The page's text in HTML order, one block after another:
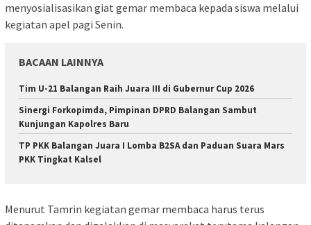
menyosialisasikan giat gemar membaca kepada siswa melalui
kegiatan apel pagi Senin.
BACAAN LAINNYA
Tim U-21 Balangan Raih Juara III di Gubernur Cup 2026
Sinergi Forkopimda, Pimpinan DPRD Balangan Sambut
Kunjungan Kapolres Baru
TP PKK Balangan Juara I Lomba B2SA dan Paduan Suara Mars
PKK Tingkat Kalsel
Menurut Tamrin kegiatan gemar membaca harus terus